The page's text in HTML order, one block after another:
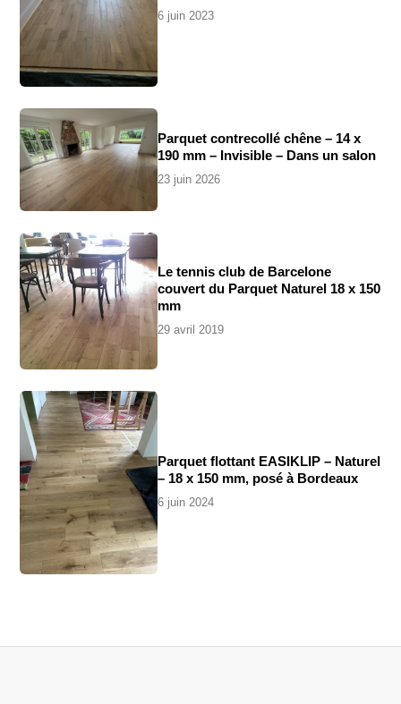
6 juin 2023
Parquet contrecollé chêne – 14 x
190 mm – Invisible – Dans un salon
23 juin 2026
Le tennis club de Barcelone
couvert du Parquet Naturel 18 x 150
mm
29 avril 2019
Parquet flottant EASIKLIP – Naturel
– 18 x 150 mm, posé à Bordeaux
6 juin 2024